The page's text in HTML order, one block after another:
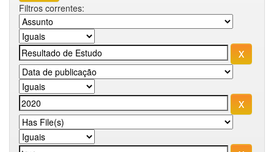
Filtros correntes: